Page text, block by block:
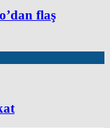
flaş